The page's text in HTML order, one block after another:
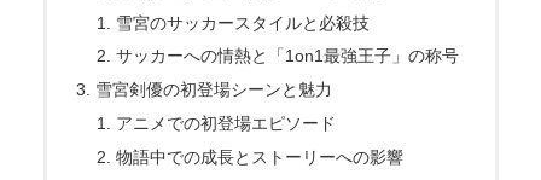
雪宮のサッカースタイルと必殺技
サッカーへの情熱と「1on1最強王子」の称号
雪宮剣優の初登場シーンと魅力
アニメでの初登場エピソード
物語中での成長とストーリーへの影響